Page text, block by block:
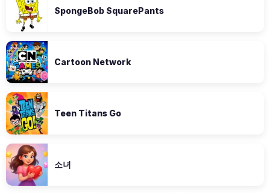
SpongeBob SquarePants
Cartoon Network
Teen Titans Go
소녀